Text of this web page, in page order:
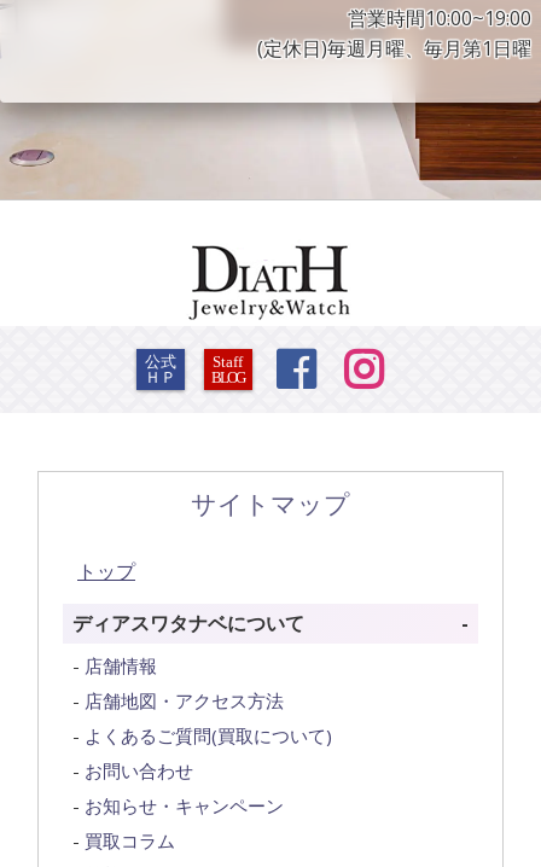
営業時間10:00~19:00
(定休日)毎週月曜、毎月第1日曜
公式
ＨＰ
Staff
BLOG
 
サイトマップ
トップ
ディアスワタナベについて
店舗情報
店舗地図・アクセス方法
よくあるご質問(買取について)
お問い合わせ
お知らせ・キャンペーン
買取コラム